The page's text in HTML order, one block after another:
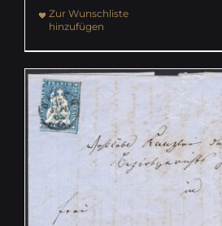
Zur Wunschliste
hinzufügen